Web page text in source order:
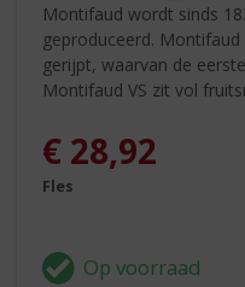
Montifaud wordt sinds
geproduceerd.
gerijpt, waarvan de
Montifaud VS zit vol
€ 28,92
Fles